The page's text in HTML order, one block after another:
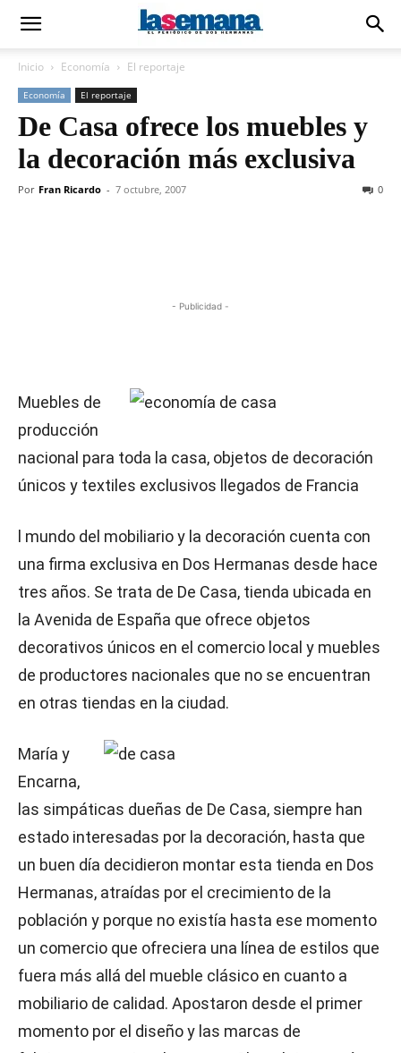
Inicio Economía El reportaje
Economía El reportaje
De Casa ofrece los muebles y
la decoración más exclusiva
Por Fran Ricardo - 7 octubre, 2007 0
- Publicidad -
Muebles de
producción
nacional para toda la casa, objetos de decoración
únicos y textiles exclusivos llegados de Francia
l mundo del mobiliario y la decoración cuenta con
una firma exclusiva en Dos Hermanas desde hace
tres años. Se trata de De Casa, tienda ubicada en
la Avenida de España que ofrece objetos
decorativos únicos en el comercio local y muebles
de productores nacionales que no se encuentran
en otras tiendas en la ciudad.
María y
Encarna,
las simpáticas dueñas de De Casa, siempre han
estado interesadas por la decoración, hasta que
un buen día decidieron montar esta tienda en Dos
Hermanas, atraídas por el crecimiento de la
población y porque no existía hasta ese momento
un comercio que ofreciera una línea de estilos que
fuera más allá del mueble clásico en cuanto a
mobiliario de calidad. Apostaron desde el primer
momento por el diseño y las marcas de